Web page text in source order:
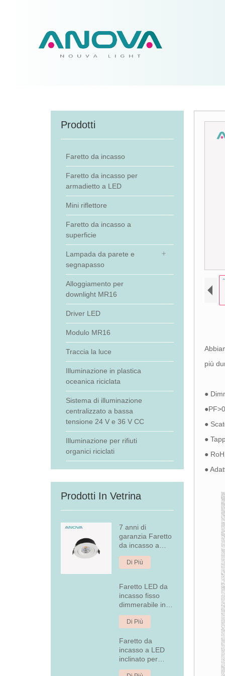
Prodotti
Faretto da incasso
Faretto da incasso per
armadietto a LED
Mini riflettore
Faretto da incasso a
superficie
Lampada da parete e
segnapasso
Alloggiamento per
downlight MR16
Driver LED
Modulo MR16
Traccia la luce
Illuminazione in plastica
oceanica riciclata
Sistema di illuminazione
centralizzato a bassa
tensione 24 V e 36 V CC
Illuminazione per rifiuti
organici riciclati
Prodotti In Vetrina
7 anni di
garanzia Faretto
da incasso a
LED dimmerabile
Di Più
Faretto LED da
incasso fisso
dimmerabile in
alluminio da 7W
Di Più
Faretto da
incasso a LED
inclinato per
copertura
più
●
●
●
●
●